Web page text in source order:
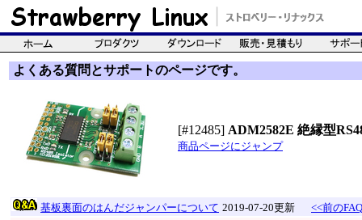
よくある質問とサポートのページです。
[#12485] ADM2582E 絶縁型
商品ページにジャンプ
基板裏面のはんだジャンパーについて 2019-07-20更新 <<前のFAQ